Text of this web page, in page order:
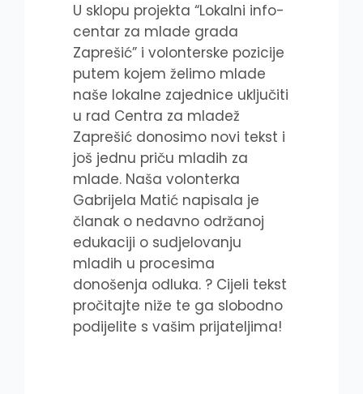
U sklopu projekta “Lokalni info-
centar za mlade grada
Zaprešić” i volonterske pozicije
putem kojem želimo mlade
naše lokalne zajednice uključiti
u rad Centra za mladež
Zaprešić donosimo novi tekst i
još jednu priču mladih za
mlade. Naša volonterka
Gabrijela Matić napisala je
članak o nedavno održanoj
edukaciji o sudjelovanju
mladih u procesima
donošenja odluka. ? Cijeli tekst
pročitajte niže te ga slobodno
podijelite s vašim prijateljima!